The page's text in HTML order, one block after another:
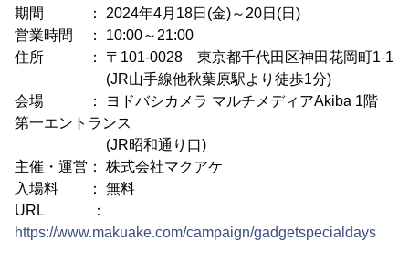
期間 ： 2024年4月18日(金)～20日(日)
営業時間 ： 10:00～21:00
住所 ： 〒101-0028 東京都千代田区神田花岡町1-1
(JR山手線他秋葉原駅より徒歩1分)
会場 ： ヨドバシカメラ マルチメディアAkiba 1階
第一エントランス
(JR昭和通り口)
主催・運営： 株式会社マクアケ
入場料 ： 無料
URL ：
https://www.makuake.com/campaign/gadgetspecialdays